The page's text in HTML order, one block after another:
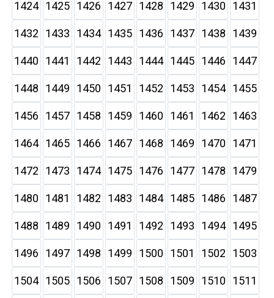
1424 1425 1426 1427 1428 1429 1430 1431
1432 1433 1434 1435 1436 1437 1438 1439
1440 1441 1442 1443 1444 1445 1446 1447
1448 1449 1450 1451 1452 1453 1454 1455
1456 1457 1458 1459 1460 1461 1462 1463
1464 1465 1466 1467 1468 1469 1470 1471
1472 1473 1474 1475 1476 1477 1478 1479
1480 1481 1482 1483 1484 1485 1486 1487
1488 1489 1490 1491 1492 1493 1494 1495
1496 1497 1498 1499 1500 1501 1502 1503
1504 1505 1506 1507 1508 1509 1510 1511